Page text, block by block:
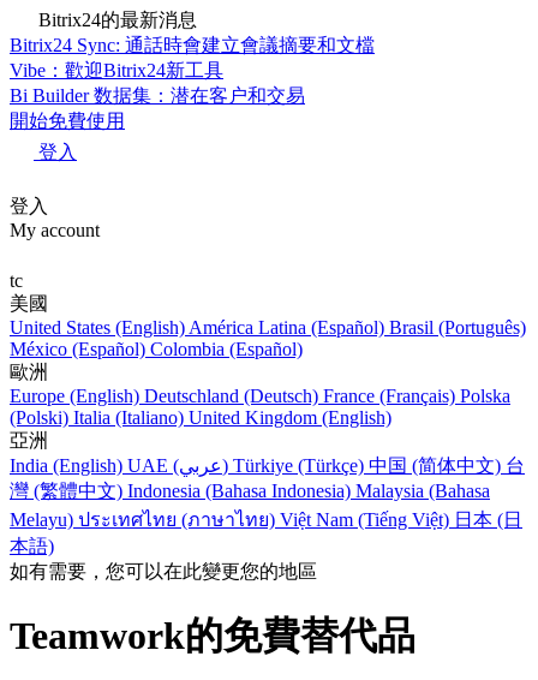
Bitrix24的最新消息
Bitrix24 Sync: 通話時會建立會議摘要和文檔
Vibe：歡迎Bitrix24新工具
Bi Builder 数据集：潜在客户和交易
開始免費使用
登入
登入
My account
tc
美國
United States (English) América Latina (Español) Brasil (Português)
México (Español) Colombia (Español)
歐洲
Europe (English) Deutschland (Deutsch) France (Français) Polska
(Polski) Italia (Italiano) United Kingdom (English)
亞洲
India (English)
UAE (عربي) Türkiye (Türkçe) 中国 (简体中文) 台
灣 (繁體中文) Indonesia (Bahasa Indonesia) Malaysia (Bahasa
Melayu) ประเทศไทย (ภาษาไทย) Việt Nam (Tiếng Việt) 日本 (日
本語)
如有需要，您可以在此變更您的地區
Teamwork的免費替代品